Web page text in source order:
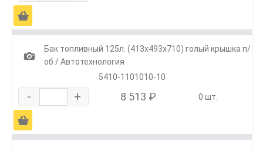
Ä
1
Бак топливный 125л. (413х493х710) голый крышка п/
об / Автотехнология
5410-1101010-10
- + 8 513 ₽ 0 шт.
Ä